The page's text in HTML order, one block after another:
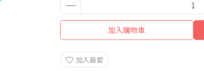
加入購物車
加入最愛